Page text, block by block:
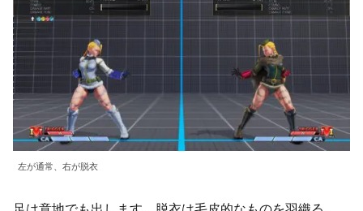
左が通常、右が脱衣